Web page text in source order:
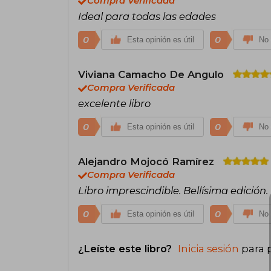
Ideal para todas las edades
0 Esta opinión es útil 0 No
Viviana Camacho De Angulo
Compra Verificada
excelente libro
0 Esta opinión es útil 0 No
Alejandro Mojocó Ramírez
Compra Verificada
Libro imprescindible. Bellísima edición.
0 Esta opinión es útil 0 No
¿Leíste este libro? Inicia sesión para